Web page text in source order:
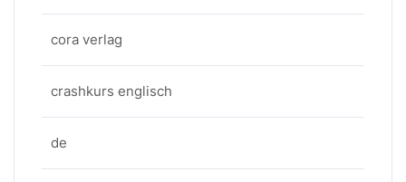
cora verlag
crashkurs englisch
de